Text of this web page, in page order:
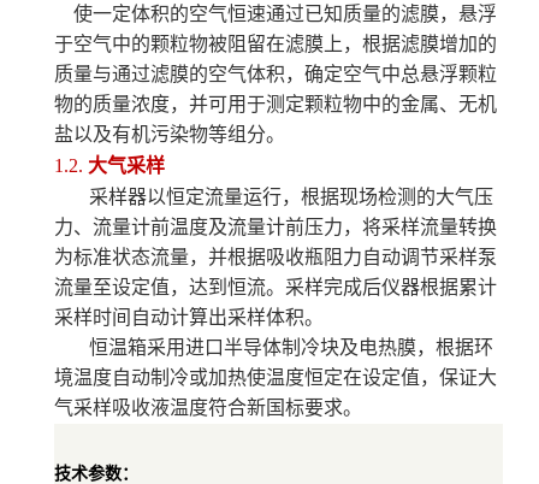
使一定体积的空气恒速通过已知质量的滤膜，悬浮
于空气中的颗粒物被阻留在滤膜上，根据滤膜增加的
质量与通过滤膜的空气体积，确定空气中总悬浮颗粒
物的质量浓度，并可用于测定颗粒物中的金属、无机
盐以及有机污染物等组分。
1.2. 大气采样
采样器以恒定流量运行，根据现场检测的大气压
力、流量计前温度及流量计前压力，将采样流量转换
为标准状态流量，并根据吸收瓶阻力自动调节采样泵
流量至设定值，达到恒流。采样完成后仪器根据累计
采样时间自动计算出采样体积。
恒温箱采用进口半导体制冷块及电热膜，根据环
境温度自动制冷或加热使温度恒定在设定值，保证大
气采样吸收液温度符合新国标要求。
技术参数：